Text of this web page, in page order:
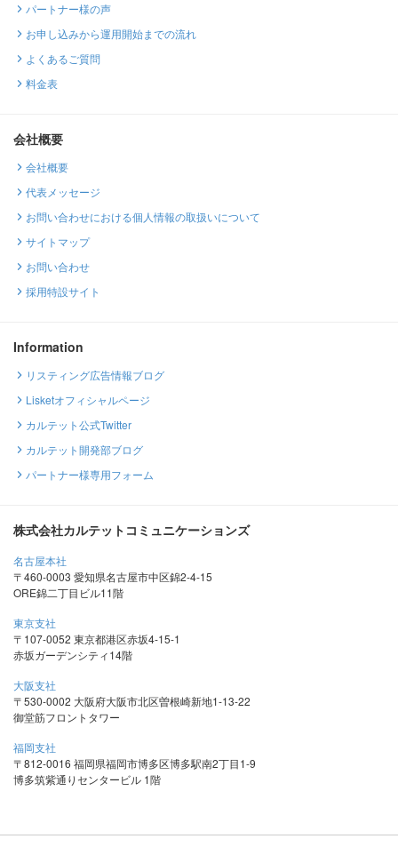
パートナー様の声
お申し込みから運用開始までの流れ
よくあるご質問
料金表
会社概要
会社概要
代表メッセージ
お問い合わせにおける個人情報の取扱いについて
サイトマップ
お問い合わせ
採用特設サイト
Information
リスティング広告情報ブログ
Lisketオフィシャルページ
カルテット公式Twitter
カルテット開発部ブログ
パートナー様専用フォーム
株式会社カルテットコミュニケーションズ
名古屋本社
〒460-0003 愛知県名古屋市中区錦2-4-15
ORE錦二丁目ビル11階
東京支社
〒107-0052 東京都港区赤坂4-15-1
赤坂ガーデンシティ14階
大阪支社
〒530-0002 大阪府大阪市北区曽根崎新地1-13-22
御堂筋フロントタワー
福岡支社
〒812-0016 福岡県福岡市博多区博多駅南2丁目1-9
博多筑紫通りセンタービル 1階